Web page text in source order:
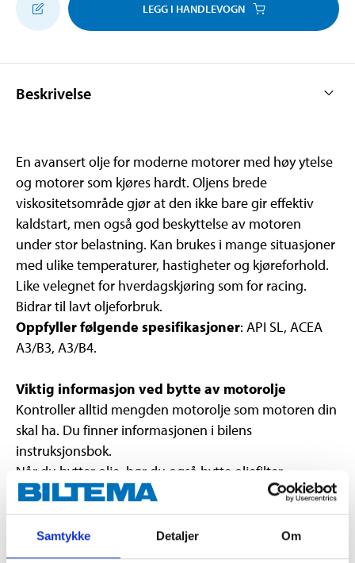
Samtykke Detaljer Om
LEGG I HANDLEVOGN
Beskrivelse
En avansert olje for moderne motorer med høy ytelse
og motorer som kjøres hardt. Oljens brede
viskositetsområde gjør at den ikke bare gir effektiv
kaldstart, men også god beskyttelse av motoren
under stor belastning. Kan brukes i mange situasjoner
med ulike temperaturer, hastigheter og kjøreforhold.
Like velegnet for hverdagskjøring som for racing.
Bidrar til lavt oljeforbruk.
Oppfyller følgende spesifikasjoner: API SL, ACEA
A3/B3, A3/B4.
Viktig informasjon ved bytte av motorolje
Kontroller alltid mengden motorolje som motoren din
skal ha. Du finner informasjonen i bilens
instruksjonsbok.
Når du bytter olje, bør du også bytte oljefilter.
Skadelig, med langtidsvirkning, for liv i vann.